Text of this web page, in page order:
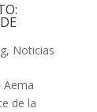
, Noticias
Aema
de la